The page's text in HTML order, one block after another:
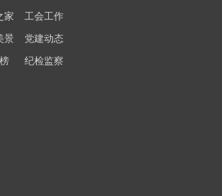
家
景
工会工作
党建动态
纪检监察